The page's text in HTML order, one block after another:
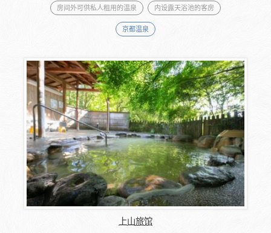
房间外可供私人租用的温泉 内设露天浴池的客房
京都温泉
上山旅馆